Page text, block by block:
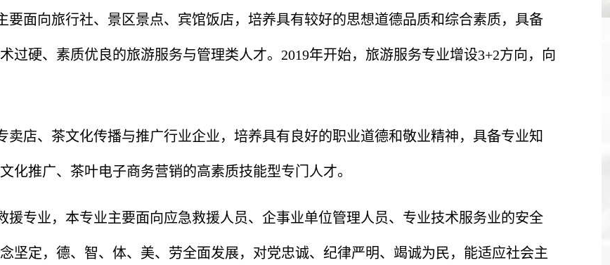
要面向旅行社、景区景点、宾馆饭店，培养具有较好的思想道德品质和综合素质，具备
过硬、素质优良的旅游服务与管理类人才。2019年开始，旅游服务专业增设3+2方向，向
卖店、茶文化传播与推广行业企业，培养具有良好的职业道德和敬业精神，具备专业知
化推广、茶叶电子商务营销的高素质技能型专门人才。
援专业，本专业主要面向应急救援人员、企事业单位管理人员、专业技术服务业的安全
坚定，德、智、体、美、劳全面发展，对党忠诚、纪律严明、竭诚为民，能适应社会主